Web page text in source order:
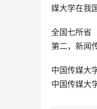
媒大学在我
全国七所省
第二，新闻
中国传媒大
中国传媒大学